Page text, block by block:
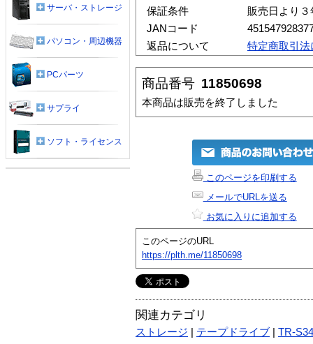
保証条件
販売日より
JANコード
返品について
特定商取引
商品番号 11850698
本商品は販売を終了しました
このページを印刷する
メールでURLを送る
お気に入りに追加する
このページのURL
https://plth.me/11850698
関連カテゴリ
ストレージ テープドライブ TR-
サーバ・ストレージ
パソコン・周辺機器
PCパーツ
サプライ
ソフト・ライセンス